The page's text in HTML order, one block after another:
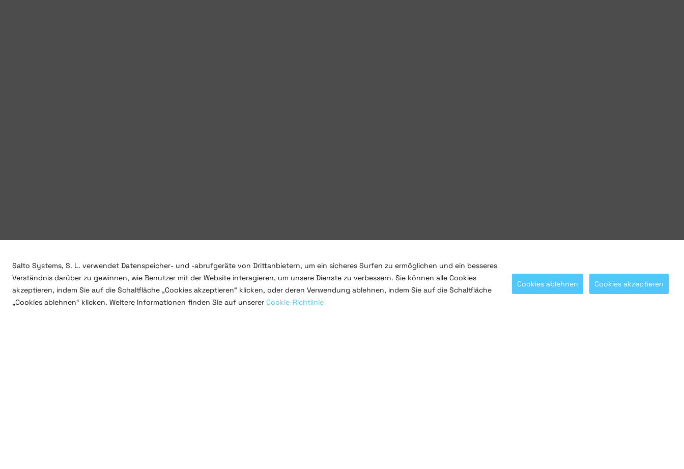
Salto Systems, S. L. verwendet Datenspeicher- und -abrufgeräte von Drittanbietern, um ein sicheres Surfen zu ermöglichen und ein besseres
Verständnis darüber zu gewinnen, wie Benutzer mit der Website interagieren, um unsere Dienste zu verbessern. Sie können alle Cookies
akzeptieren, indem Sie auf die Schaltfläche „Cookies akzeptieren“ klicken, oder deren Verwendung ablehnen, indem Sie auf die Schaltfläche
„Cookies ablehnen“ klicken. Weitere Informationen finden Sie auf unserer Cookie-Richtlinie
Cookies ablehnen Cookies akzeptieren